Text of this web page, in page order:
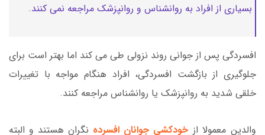
بسیاری از افراد به روانشناس و روانپزشک مراجعه نمی کنند.
افسردگی پس از جوانی روند نزولی طی می کند اما بهتر است برای
جلوگیری از بازگشت افسردگی، افراد هنگام مواجه با تغییرات
خلقی شدید به روانپزشک یا روانشناس مراجعه کنند.
والدین معمولا از خودکشی جوانان افسرده نگران هستند و البته